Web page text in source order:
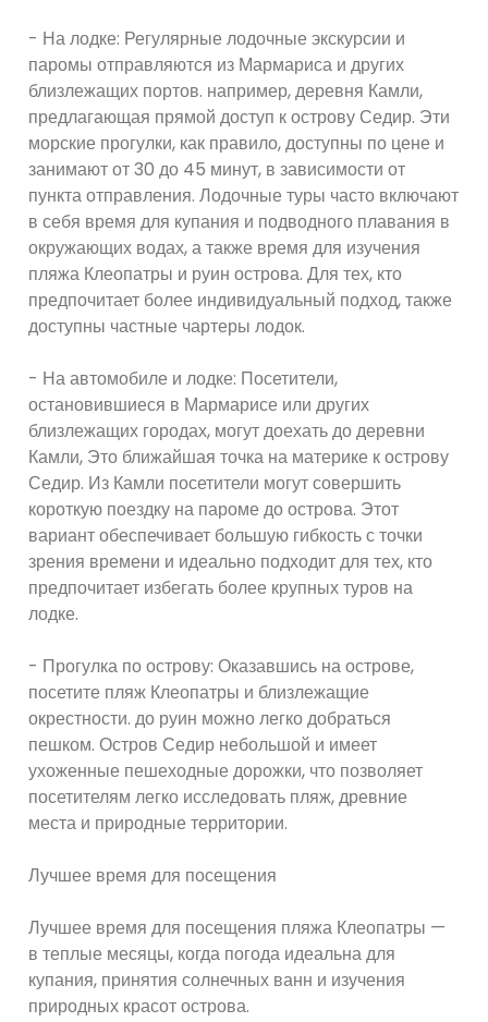
- На лодке: Регулярные лодочные экскурсии и
паромы отправляются из Мармариса и других
близлежащих портов. например, деревня Камли,
предлагающая прямой доступ к острову Седир. Эти
морские прогулки, как правило, доступны по цене и
занимают от 30 до 45 минут, в зависимости от
пункта отправления. Лодочные туры часто включают
в себя время для купания и подводного плавания в
окружающих водах, а также время для изучения
пляжа Клеопатры и руин острова. Для тех, кто
предпочитает более индивидуальный подход, также
доступны частные чартеры лодок.
- На автомобиле и лодке: Посетители,
остановившиеся в Мармарисе или других
близлежащих городах, могут доехать до деревни
Камли, Это ближайшая точка на материке к острову
Седир. Из Камли посетители могут совершить
короткую поездку на пароме до острова. Этот
вариант обеспечивает большую гибкость с точки
зрения времени и идеально подходит для тех, кто
предпочитает избегать более крупных туров на
лодке.
- Прогулка по острову: Оказавшись на острове,
посетите пляж Клеопатры и близлежащие
окрестности. до руин можно легко добраться
пешком. Остров Седир небольшой и имеет
ухоженные пешеходные дорожки, что позволяет
посетителям легко исследовать пляж, древние
места и природные территории.
Лучшее время для посещения
Лучшее время для посещения пляжа Клеопатры —
в теплые месяцы, когда погода идеальна для
купания, принятия солнечных ванн и изучения
природных красот острова.